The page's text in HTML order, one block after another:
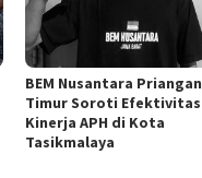
BEM Nusantara Priangan
Timur Soroti Efektivitas
Kinerja APH di Kota
Tasikmalaya